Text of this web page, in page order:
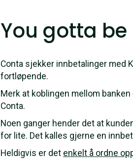
You gotta
Conta sjekker innbetalinger med
fortløpende.
Merk at koblingen mellom
Conta.
Noen ganger hender det at
for lite. Det kalles gjerne en
Heldigvis er det enkelt å ordne